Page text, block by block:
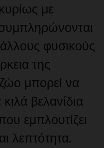
με
φυσικούς
της
μπορεί να
βελανίδια
εμπλουτίζει
λεπτότητα.